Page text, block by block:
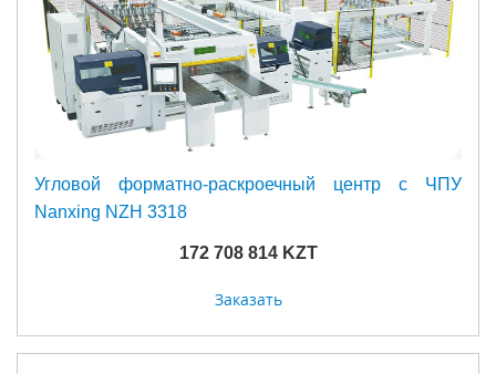
Угловой форматно-раскроечный центр с ЧПУ
Nanxing NZH 3318
172 708 814 KZT
Заказать